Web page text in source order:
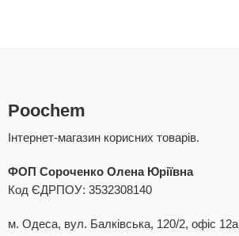
Poochem
Інтернет-магазин корисних товарів.
ФОП Сороченко Олена Юріївна
Код ЄДРПОУ: 3532308140
м. Одеса, вул. Балківська, 120/2, офіс 12а